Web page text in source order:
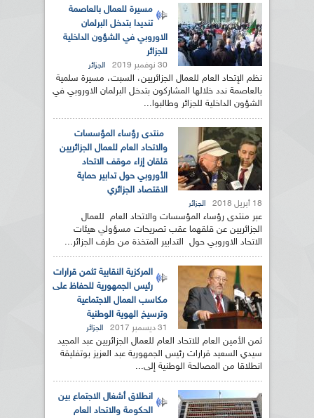
مسيرة للعمال بالعاصمة
تنديدا بتدخل البرلمان
الاوروبي في الشؤون الداخلية
للجزائر
30 نوفمبر 2019 الجزائر
نظم الإتحاد العام للعمال الجزائريين، السبت، مسيرة سلمية
بالعاصمة ندد خلالها المشاركون بتدخل البرلمان الاوروبي في
الشؤون الداخلية للجزائر وطالبوا...
منتدى رؤساء المؤسسات
والاتحاد العام للعمال الجزائريين
قلقان إزاء موقف الاتحاد
الأوروبي حول تدابير حماية
الاقتصاد الجزائري
18 أبريل 2018 الجزائر
عبر منتدى رؤساء المؤسسات والاتحاد العام للعمال
الجزائريين عن قلقهما عقب تصريحات مسؤولي هيئات
الاتحاد الاوروبي حول التدابير المتخذة من طرف الجزائر...
المركزية النقابية تثمن قرارات
رئيس الجمهورية للحفاظ على
مكاسب العمال الاجتماعية
وترسيخ الهوية الوطنية
31 ديسمبر 2017 الجزائر
ثمن الأمين العام للاتحاد العام للعمال الجزائريين عبد المجيد
سيدي السعيد قرارات رئيس الجمهورية عبد العزيز بوتفليقة
انطلاقا من المصالحة الوطنية إلى...
انطلاق أشغال الاجتماع بين
الحكومة والاتحاد العام